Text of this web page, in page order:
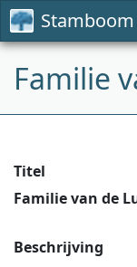
Familie
Titel
Familie van de
Beschrijving